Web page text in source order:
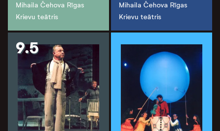
Mihaila Čehova Rīgas
Krievu teātris
Mihaila Čehova Rīgas
Krievu teātris
9.5